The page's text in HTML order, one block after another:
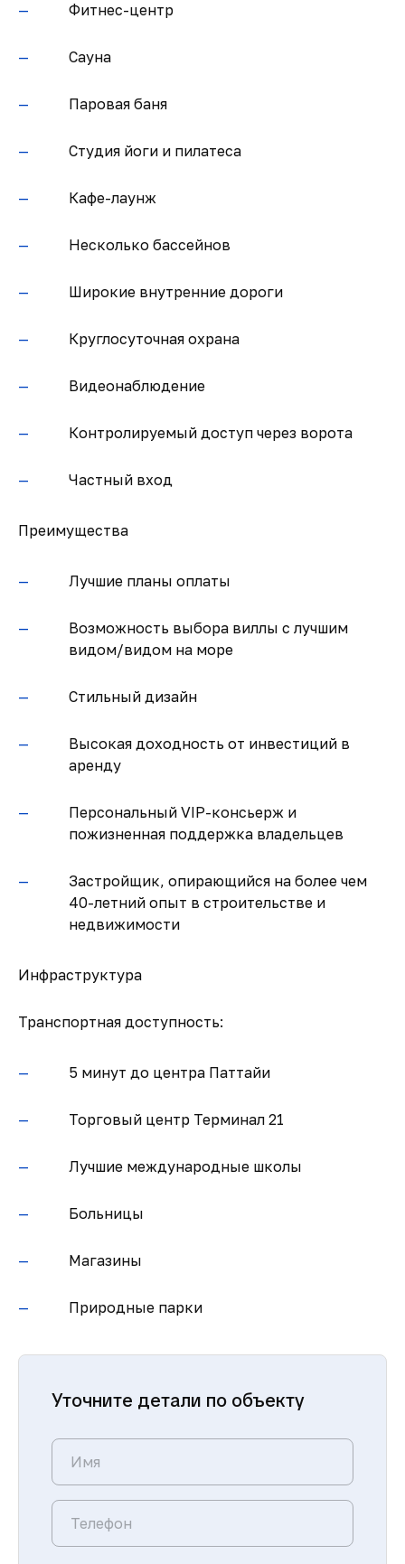
Фитнес-центр
Сауна
Паровая баня
Студия йоги и пилатеса
Кафе-лаунж
Несколько бассейнов
Широкие внутренние дороги
Круглосуточная охрана
Видеонаблюдение
Контролируемый доступ через ворота
Частный вход
Преимущества
Лучшие планы оплаты
Возможность выбора виллы с лучшим
видом/видом на море
Стильный дизайн
Высокая доходность от инвестиций в
аренду
Персональный VIP-консьерж и
пожизненная поддержка владельцев
Застройщик, опирающийся на более чем
40-летний опыт в строительстве и
недвижимости
Инфраструктура
Транспортная доступность:
5 минут до центра Паттайи
Торговый центр Терминал 21
Лучшие международные школы
Больницы
Магазины
Природные парки
Уточните детали по объекту